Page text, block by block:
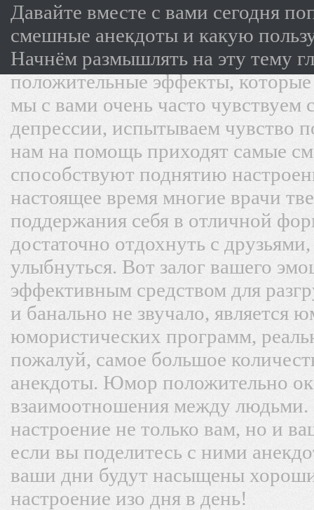
Давайте вместе с вами сегодня
смешные анекдоты и какую
Начнём размышлять на эту тему
положительные эффекты,
мы с вами очень часто чувствуем
депрессии, испытываем чувство
нам на помощь приходят самые
способствуют поднятию
настоящее время многие врачи
поддержания себя в отличной
достаточно отдохнуть с
улыбнуться. Вот залог вашего
эффективным средством для
и банально не звучало, является
юмористических программ,
пожалуй, самое большое
анекдоты. Юмор положительно
взаимоотношения между
настроение не только вам, но и
если вы поделитесь с ними
ваши дни будут насыщены
настроение изо дня в день!